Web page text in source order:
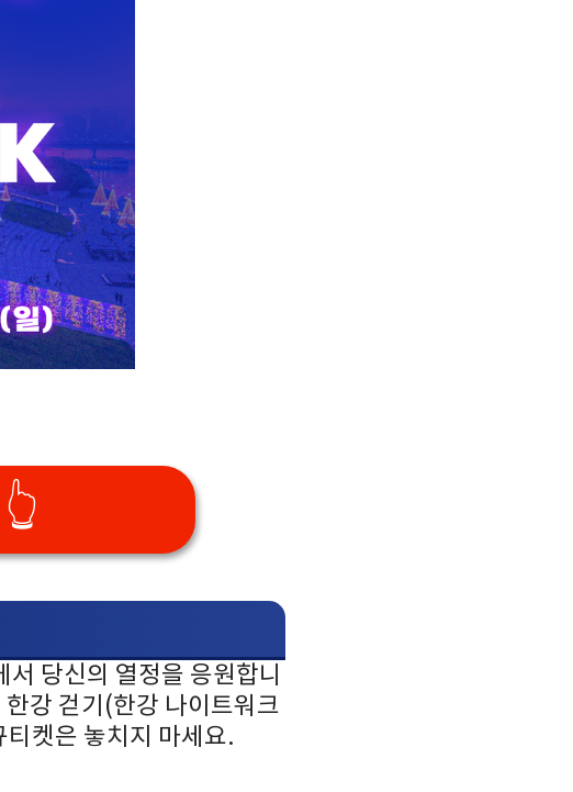
당신의 열정을 응원합니
강 걷기(한강 나이트워크
켓은 놓치지 마세요.